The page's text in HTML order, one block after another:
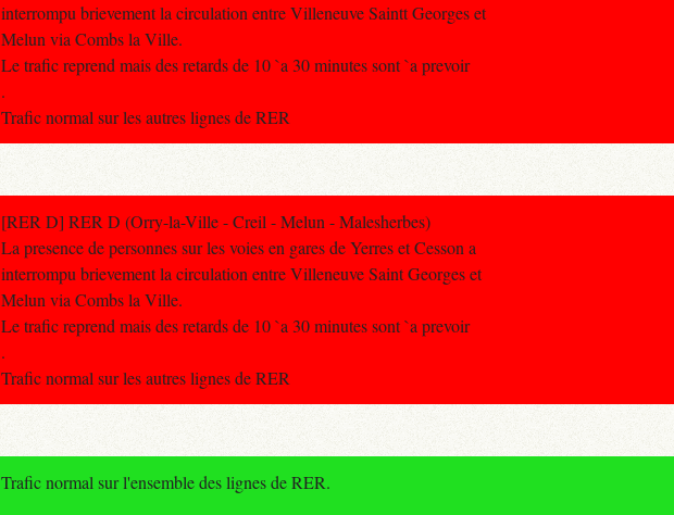
interrompu brievement la circulation entre Villeneuve Saintt Georges et
Melun via Combs la Ville.
Le trafic reprend mais des retards de 10 `a 30 minutes sont `a prevoir
.
Trafic normal sur les autres lignes de RER
[RER D] RER D (Orry-la-Ville - Creil - Melun - Malesherbes)
La presence de personnes sur les voies en gares de Yerres et Cesson a
interrompu brievement la circulation entre Villeneuve Saint Georges et
Melun via Combs la Ville.
Le trafic reprend mais des retards de 10 `a 30 minutes sont `a prevoir
.
Trafic normal sur les autres lignes de RER
Trafic normal sur l'ensemble des lignes de RER.